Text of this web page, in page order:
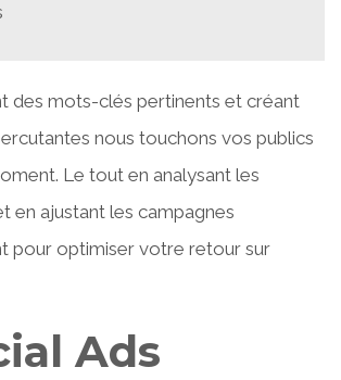
des mots-clés pertinents et créant
nous touchons vos publics
Le tout en analysant les
en ajustant les campagnes
pour optimiser votre retour sur
Ads